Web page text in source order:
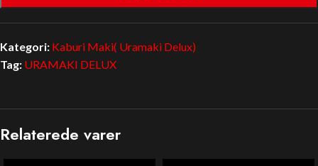
Kategori: Kaburi Maki( Uramaki Delux)
Tag: URAMAKI DELUX
Relaterede varer